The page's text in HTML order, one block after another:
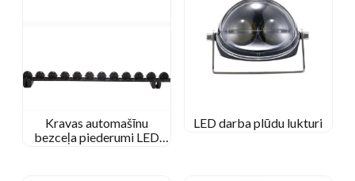
Kravas automašīnu
bezceļa piederumi LED
LED darba plūdu lukturi